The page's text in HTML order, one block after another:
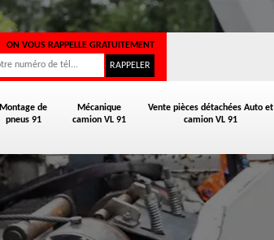
Montage de
pneus 91
Mécanique
camion VL 91
Vente pièces détachées Auto et
camion VL 91
ON VOUS RAPPELLE GRATUITEMENT